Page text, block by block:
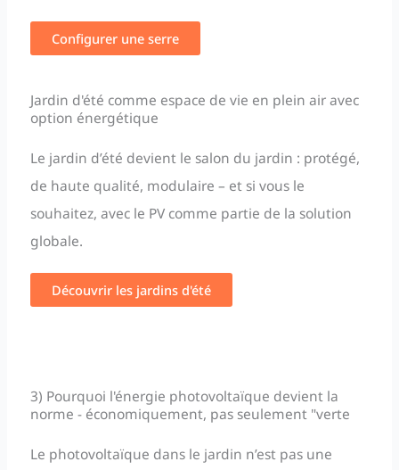
Configurer une serre
Jardin d'été comme espace de vie en plein air avec
option énergétique
Le jardin d’été devient le salon du jardin : protégé,
de haute qualité, modulaire – et si vous le
souhaitez, avec le PV comme partie de la solution
globale.
Découvrir les jardins d'été
3) Pourquoi l'énergie photovoltaïque devient la
norme - économiquement, pas seulement "verte
Le photovoltaïque dans le jardin n’est pas une